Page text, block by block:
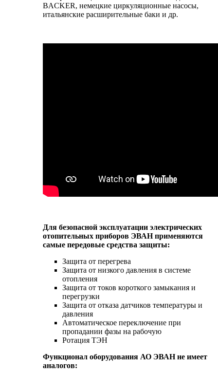
BACKER, немецкие циркуляционные насосы,
итальянские расширительные баки и др.
Для безопасной эксплуатации электрических
отопительных приборов ЭВАН применяются
самые передовые средства защиты:
Защита от перегрева
Защита от низкого давления в системе
отопления
Защита от токов короткого замыкания и
перегрузки
Защита от отказа датчиков температуры и
давления
Автоматическое переключение при
пропадании фазы на рабочую
Ротация ТЭН
Функционал оборудования АО ЭВАН не имеет
аналогов: